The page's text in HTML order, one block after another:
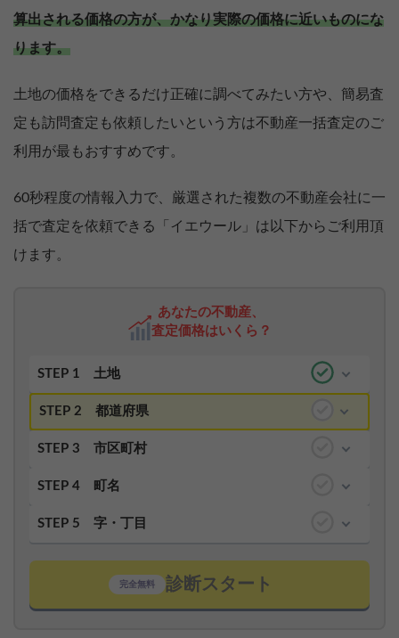
算出される価格の方が、かなり実際の価格に近いものにな
ります。
土地の価格をできるだけ正確に調べてみたい方や、簡易査
定も訪問査定も依頼したいという方は不動産一括査定のご
利用が最もおすすめです。
60秒程度の情報入力で、厳選された複数の不動産会社に一
括で査定を依頼できる「イエウール」は以下からご利用頂
けます。
あなたの不動産、
査定価格はいくら？
STEP 1 土地
STEP 2 都道府県
STEP 3 市区町村
STEP 4 町名
STEP 5 字・丁目
完全無料 診断スタート